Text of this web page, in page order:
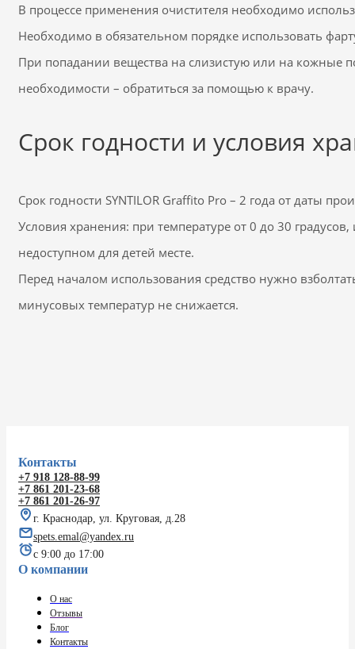
В процессе применения очистителя необходимо
Необходимо в обязательном порядке использовать
При попадании вещества на слизистую или на кожные
необходимости – обратиться за помощью к врачу.
Срок годности и условия
Срок годности SYNTILOR Graffito Pro – 2 года от даты
Условия хранения: при температуре от 0 до 30
недоступном для детей месте.
Перед началом использования средство нужно
минусовых температур не снижается.
Контакты
+7 918 128-88-99
+7 861 201-23-68
+7 861 201-26-97
г. Краснодар, ул. Круговая, д.28
spets.emal@yandex.ru
с 9:00 до 17:00
О компании
О нас
Отзывы
Блог
Контакты